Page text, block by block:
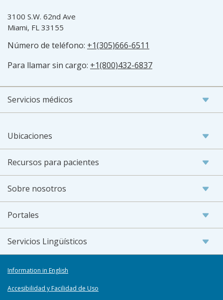
3100 S.W. 62nd Ave
Miami, FL 33155
Número de teléfono: +1(305)666-6511
Para llamar sin cargo: +1(800)432-6837
Servicios médicos
Ubicaciones
Recursos para pacientes
Sobre nosotros
Portales
Servicios Lingüísticos
Information in English
Accesibilidad y Facilidad de Uso